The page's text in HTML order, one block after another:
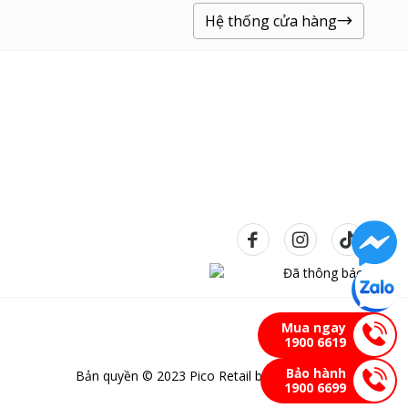
Mua ngay
1900 6619
Bảo hành
1900 6699
Hệ thống cửa hàng
Bản quyền © 2023 Pico Retail bảo lưu mọi quyền